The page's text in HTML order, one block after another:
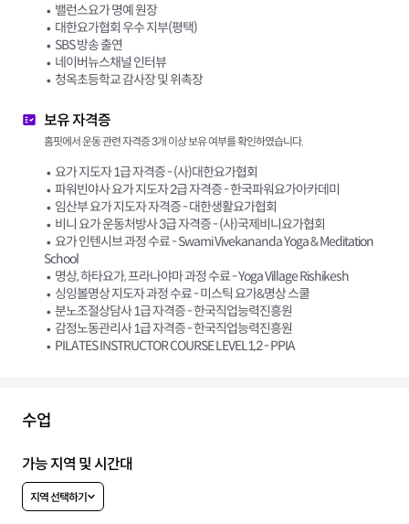
밸런스요가 명예 원장
대한요가협회 우수 지부(평택)
SBS 방송 출연
네이버뉴스채널 인터뷰
청옥초등학교 감사장 및 위촉장
보유 자격증
홈핏에서 운동 관련 자격증 3개 이상 보유 여부를 확인하였습니다.
요가 지도자 1급 자격증 - (사)대한요가협회
파워빈야사 요가 지도자 2급 자격증 - 한국파워요가아카데미
임산부 요가 지도자 자격증 - 대한생활요가협회
비니 요가 운동처방사 3급 자격증 - (사)국제비니요가협회
요가 인텐시브 과정 수료 - Swami Vivekananda Yoga & Meditation
School
명상, 하타요가, 프라나야마 과정 수료 - Yoga Village Rishikesh
싱잉볼명상 지도자 과정 수료 - 미스틱 요가&명상 스쿨
분노조절상담사 1급 자격증 - 한국직업능력진흥원
감정노동관리사 1급 자격증 - 한국직업능력진흥원
PILATES INSTRUCTOR COURSE LEVEL1,2 - PPIA
수업
가능 지역 및 시간대
지역 선택하기